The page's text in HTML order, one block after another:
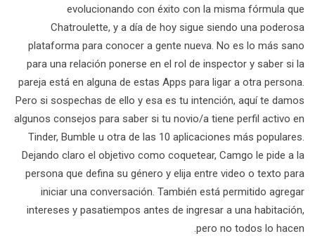
evolucionando con éxito con la misma fórmula que
Chatroulette, y a día de hoy sigue siendo una poderosa
plataforma para conocer a gente nueva. No es lo más sano
para una relación ponerse en el rol de inspector y saber si la
pareja está en alguna de estas Apps para ligar a otra persona.
Pero si sospechas de ello y esa es tu intención, aquí te damos
algunos consejos para saber si tu novio/a tiene perfil activo en
Tinder, Bumble u otra de las 10 aplicaciones más populares.
Dejando claro el objetivo como coquetear, Camgo le pide a la
persona que defina su género y elija entre video o texto para
iniciar una conversación. También está permitido agregar
intereses y pasatiempos antes de ingresar a una habitación,
pero no todos lo hacen.